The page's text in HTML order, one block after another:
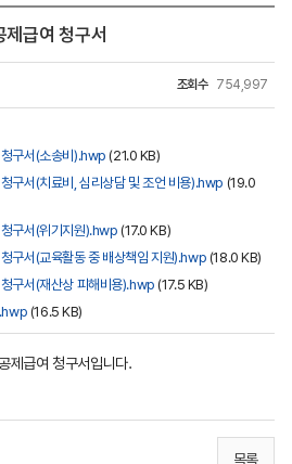
급여 청구서
조회수 754,997
구서(소송비).hwp (21.0 KB)
구서(치료비, 심리상담 및 조언 비용).hwp (19.0
구서(위기지원).hwp (17.0 KB)
구서(교육활동 중 배상책임 지원).hwp (18.0 KB)
구서(재산상 피해비용).hwp (17.5 KB)
(16.5 KB)
제급여 청구서입니다.
목록